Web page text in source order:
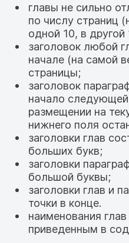
главы не сильно
по числу страниц
одной 10, в
заголовок любой
начале (на самой
страницы;
заголовок
начало следующей
размещении на
нижнего поля
заголовки глав
больших букв;
заголовки
большой буквы;
заголовки глав и
точки в конце.
наименования
приведенным в